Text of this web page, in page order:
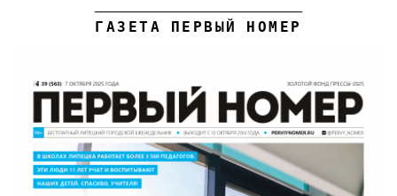
ГАЗЕТА ПЕРВЫЙ НОМЕР